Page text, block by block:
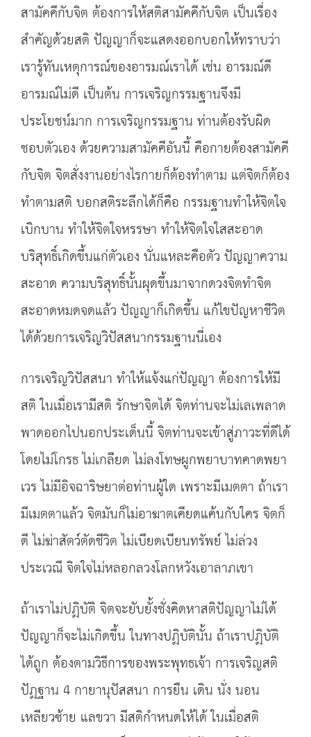
สามัคคีกับจิต ต้องการให้สติสามัคคีกับจิต เป็นเรื่อง
สำคัญด้วยสติ ปัญญาก็จะแสดงออกบอกให้ทราบว่า
เรารู้ทันเหตุการณ์ของอารมณ์เราได้ เช่น อารมณ์ดี
อารมณ์ไม่ดี เป็นต้น การเจริญกรรมฐานจึงมี
ประโยชน์มาก การเจริญกรรมฐาน ท่านต้องรับผิด
ชอบตัวเอง ด้วยความสามัคคีอันนี้ คือกายต้องสามัคคี
กับจิต จิตสั่งงานอย่างไรกายก็ต้องทำตาม แต่จิตก็ต้อง
ทำตามสติ บอกสติระลึกได้ก็คือ กรรมฐานทำให้จิตใจ
เบิกบาน ทำให้จิตใจหรรษา ทำให้จิตใจใสสะอาด
บริสุทธิ์เกิดขึ้นแก่ตัวเอง นั่นแหละคือตัว ปัญญาความ
สะอาด ความบริสุทธิ์นั้นผุดขึ้นมาจากดวงจิตทำจิต
สะอาดหมดจดแล้ว ปัญญาก็เกิดขึ้น แก้ไขปัญหาชีวิต
ได้ด้วยการเจริญวิปัสสนากรรมฐานนี่เอง
การเจริญวิปัสสนา ทำให้แจ้งแก่ปัญญา ต้องการให้มี
สติ ในเมื่อเรามีสติ รักษาจิตได้ จิตท่านจะไม่เลเพลาด
พาดออกไปนอกประเด็นนี้ จิตท่านจะเข้าสู่ภาวะที่ดีได้
โดยไม่โกรธ ไม่เกลียด ไม่ลงโทษผูกพยาบาทคาดพยา
เวร ไม่มีอิจฉาริษยาต่อท่านผู้ใด เพราะมีเมตตา ถ้าเรา
มีเมตตาแล้ว จิตมันก็ไม่อาฆาตเคียดแค้นกับใคร จิตก็
ดี ไม่ฆ่าสัตว์ตัดชีวิต ไม่เบียดเบียนทรัพย์ ไม่ล่วง
ประเวณี จิตใจไม่หลอกลวงโลกหวังเอาลาภเขา
ถ้าเราไม่ปฏิบัติ จิตจะยับยั้งชั่งคิดหาสติปัญญาไม่ได้
ปัญญาก็จะไม่เกิดขึ้น ในทางปฏิบัตินั้น ถ้าเราปฏิบัติ
ได้ถูก ต้องตามวิธีการของพระพุทธเจ้า การเจริญสติ
ปัฏฐาน 4 กายานุปัสสนา การยืน เดิน นั่ง นอน
เหลียวซ้าย แลขวา มีสติกำหนดให้ได้ ในเมื่อสติ